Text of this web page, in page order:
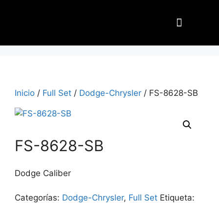
Inicio / Full Set / Dodge-Chrysler / FS-8628-SB
FS-8628-SB
Dodge Caliber
Categorías: Dodge-Chrysler, Full Set Etiqueta: